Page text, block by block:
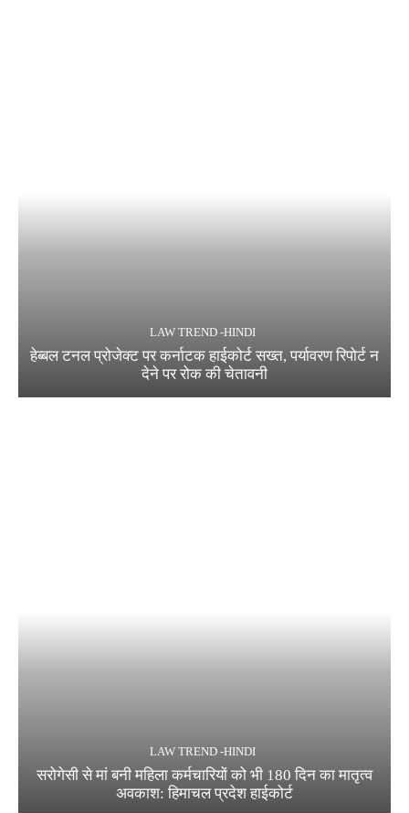
LAW TREND -HINDI
हेब्बल टनल प्रोजेक्ट पर कर्नाटक हाईकोर्ट सख्त, पर्यावरण रिपोर्ट न
देने पर रोक की चेतावनी
LAW TREND -HINDI
सरोगेसी से मां बनी महिला कर्मचारियों को भी 180 दिन का मातृत्व
अवकाश: हिमाचल प्रदेश हाईकोर्ट